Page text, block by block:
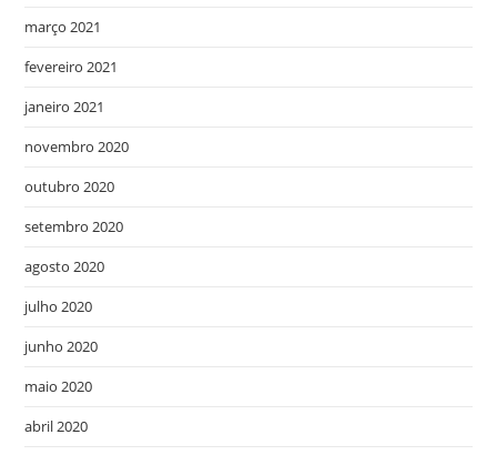
março 2021
fevereiro 2021
janeiro 2021
novembro 2020
outubro 2020
setembro 2020
agosto 2020
julho 2020
junho 2020
maio 2020
abril 2020